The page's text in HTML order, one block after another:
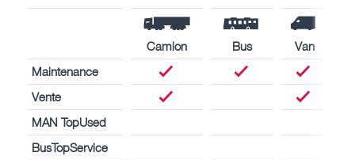
Camion Bus
Van
Maintenance
Vente
MAN TopUsed
BusTopService